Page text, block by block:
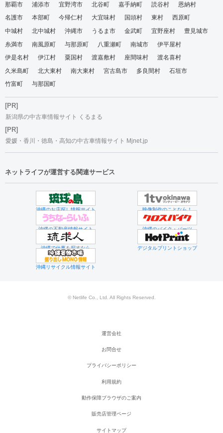
那覇市 浦添市 宜野湾市 北谷町 嘉手納町 読谷村
恩納村
名護市
本部町 今帰仁村 大宜味村 国頭村 東村
西原町
中城村
北中城村 沖縄市 うるま市 金武町 宜野座村
豊見城市
糸満市
南風原町 与那原町 八重瀬町 南城市
伊平屋村
伊是名村
伊江村 粟国村 渡嘉敷村 座間味村
渡名喜村
久米島町
北大東村 南大東村 宮古島市 多良間村
石垣市
竹富町
与那国町
[PR]
新潟県の中古車情報サイト くるまる
[PR]
愛媛・香川・徳島・高知の中古車情報サイト Mjnet.jp
ネットライフが運営する関連サービス
沖縄のお店探し情報サイト 映像制作のことなら！
沖縄の不動産情報サイト 沖縄のバイク・パーツ
沖縄で仕事を探すなら デジタルプリントショップ
沖縄リサイクル情報サイト
© Netlife Co., Ltd. All Rights Reserved.
運営会社
お問合せ
プライバシーポリシー
利用規約
動作保障ブラウザのご案内
販売店管理ページ
サイトマップ